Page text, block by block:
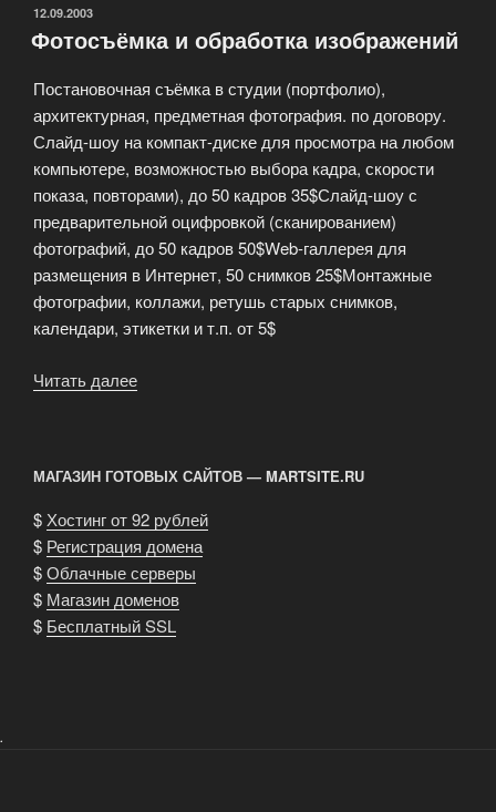
или
фотоматериалов?»
ОПУБЛИКОВАНО
12.09.2003
Фотосъёмка и обработка изображений
Постановочная съёмка в студии (портфолио),
архитектурная, предметная фотография. по договору.
Слайд-шоу на компакт-диске для просмотра на любом
компьютере, возможностью выбора кадра, скорости
показа, повторами), до 50 кадров 35$Слайд-шоу с
предварительной оцифровкой (сканированием)
фотографий, до 50 кадров 50$Web-галлерея для
размещения в Интернет, 50 снимков 25$Монтажные
фотографии, коллажи, ретушь старых снимков,
календари, этикетки и т.п. от 5$
Читать далее
МАГАЗИН ГОТОВЫХ САЙТОВ — MARTSITE.RU
$ Хостинг от 92 рублей
$ Регистрация домена
$Облачные серверы
$ Магазин доменов
$ Бесплатный SSL
.